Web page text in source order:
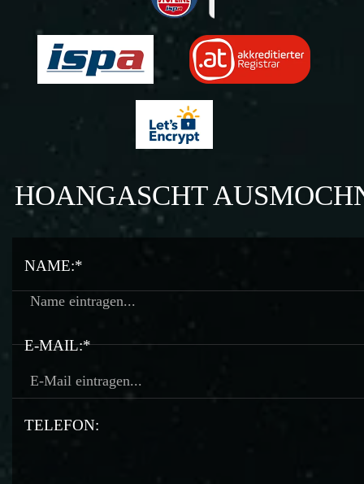
HOANGASCHT
NAME:*
E-MAIL:*
TELEFON: